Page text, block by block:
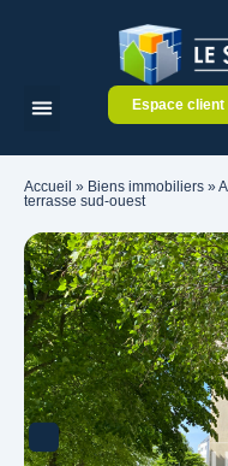
Espace client
Accueil » Biens immobiliers »
terrasse sud-ouest